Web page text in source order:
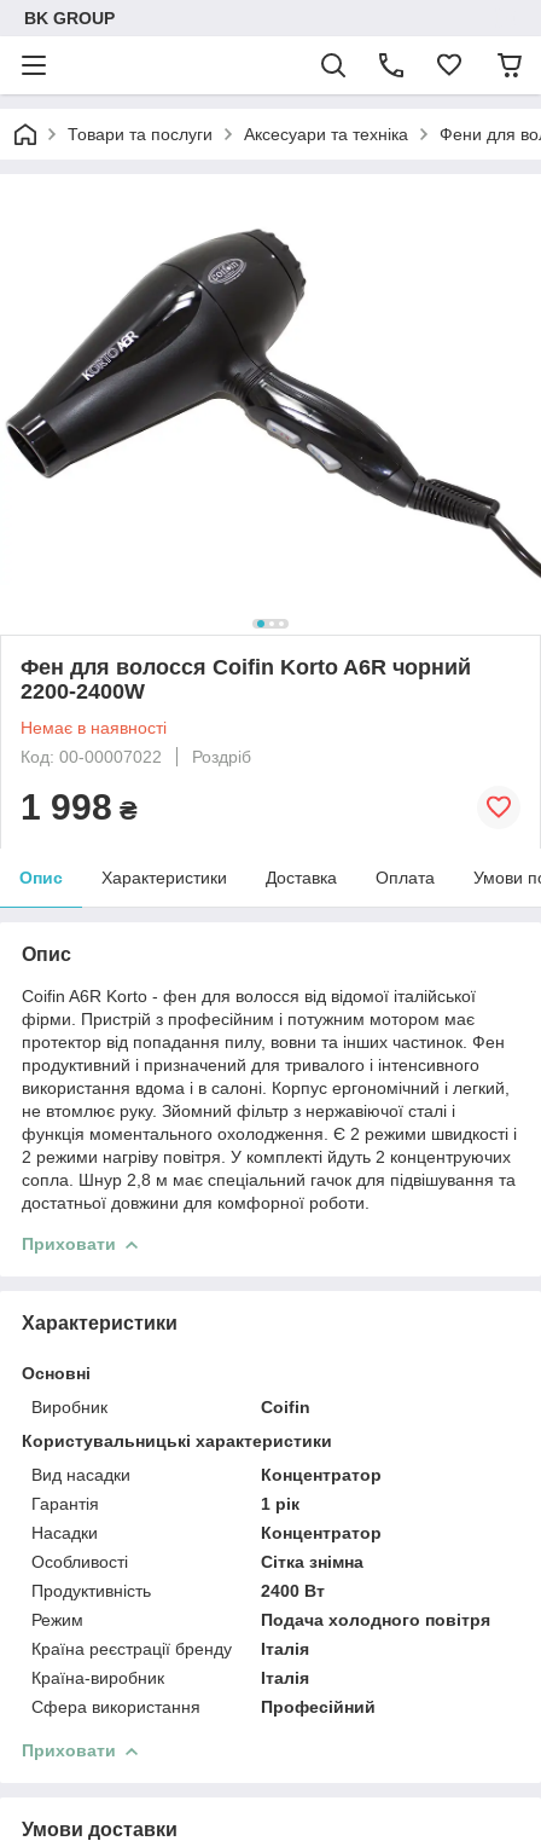
BK GROUP
Товари та послуги Аксесуари та техніка Фени для
Фен для волосся Coifin Korto A6R чорний
2200-2400W
Немає в наявності
Код: 00-00007022
Роздріб
1 998 ₴
Опис Характеристики Доставка Оплата Умови
Опис
Coifin A6R Korto - фен для волосся від відомої італійської
фірми. Пристрій з професійним і потужним мотором має
протектор від попадання пилу, вовни та інших частинок. Фен
продуктивний і призначений для тривалого і інтенсивного
використання вдома і в салоні. Корпус ергономічний і легкий,
не втомлює руку. Зйомний фільтр з нержавіючої сталі і
функція моментального охолодження. Є 2 режими швидкості і
2 режими нагріву повітря. У комплекті йдуть 2 концентруючих
сопла. Шнур 2,8 м має спеціальний гачок для підвішування та
достатньої довжини для комфорної роботи.
Приховати
Характеристики
Основні
Виробник
Coifin
Користувальницькі характеристики
Вид насадки
Концентратор
Гарантія
1 рік
Насадки
Концентратор
Особливості
Сітка знімна
Продуктивність
2400 Вт
Режим
Подача холодного повітря
Країна реєстрації бренду
Італія
Країна-виробник
Італія
Сфера використання
Професійний
Приховати
Умови доставки